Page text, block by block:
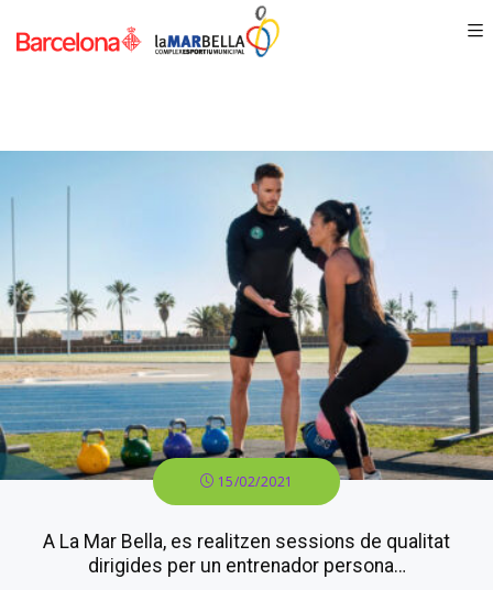
15/02/2021
A La Mar Bella, es realitzen sessions de qualitat
dirigides per un entrenador persona…